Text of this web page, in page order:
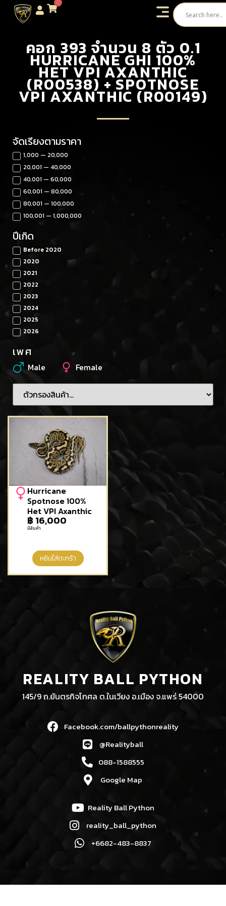
0
คอก 393 จำนวน 8 ตัว 0.1
HURRICANE GHI 100%
HET VPI AXANTHIC
(R00538) + SPOTNOSE
VPI AXANTHIC (R00149)
จัดเรียงตามราคา
1,000 — 20,000
20,001 — 40,000
40,001 — 60,000
60,001 — 80,000
80,001 — 100,000
100,001 — 1,000,000
ปีเกิด
Before 2020
2020
2021
2022
2023
2024
2025
2026
เพศ
Male Female
Hurricane
Spotnose 100%
Het VPI Axanthic
฿ 16,000
มีสินค้า
หยิบใส่ตะกร้า
REALITY BALL PYTHON
145/9 ถ.ยันตรกิจโกศล ต.ในเวียง อ.เมือง จ.แพร่ 54000
Facebook.com/ballpythonreality
@Realityball
088-1588555
Google Map
Reality Ball Python
reality_ball_python
+6682-483-8837